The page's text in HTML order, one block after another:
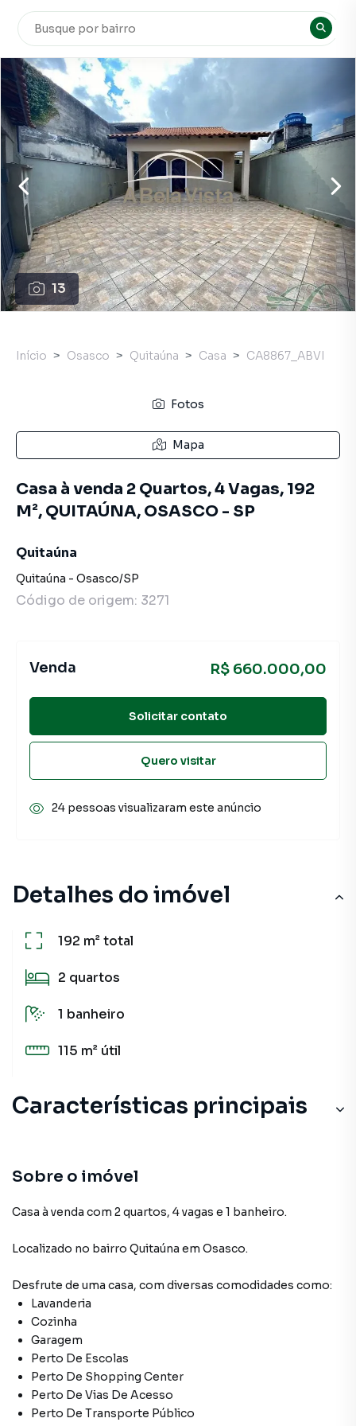
13
Detalhes do imóvel
192 m²total
2 quartos
1 banheiro
115 m² útil
Características principais
Sobre o imóvel
Casa à venda com 2 quartos, 4 vagas e 1 banheiro.
Localizado no bairro Quitaúna em Osasco.
Desfrute de uma casa, com diversas comodidades como:
Lavanderia
Cozinha
Garagem
Perto De Escolas
Perto De Shopping Center
Perto De Vias De Acesso
Perto De Transporte Público
Início Osasco Quitaúna Casa CA8867_ABVI
Fotos
Mapa
Casa à venda 2 Quartos, 4 Vagas, 192
M², QUITAÚNA, OSASCO - SP
Quitaúna
Quitaúna - Osasco/SP
Código de origem: 3271
Venda R$ 660.000,00
Solicitar contato
Quero visitar
24 pessoas visualizaram este anúncio